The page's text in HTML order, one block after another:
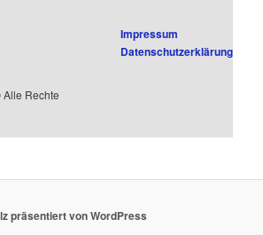
Rechte
Impressum
Datenschutzerklärung
präsentiert von WordPress